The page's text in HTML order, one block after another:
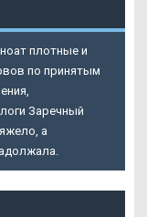
плотные и
по принятым
Заречный
а